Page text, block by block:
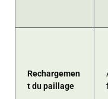
Rechargemen
t du paillage